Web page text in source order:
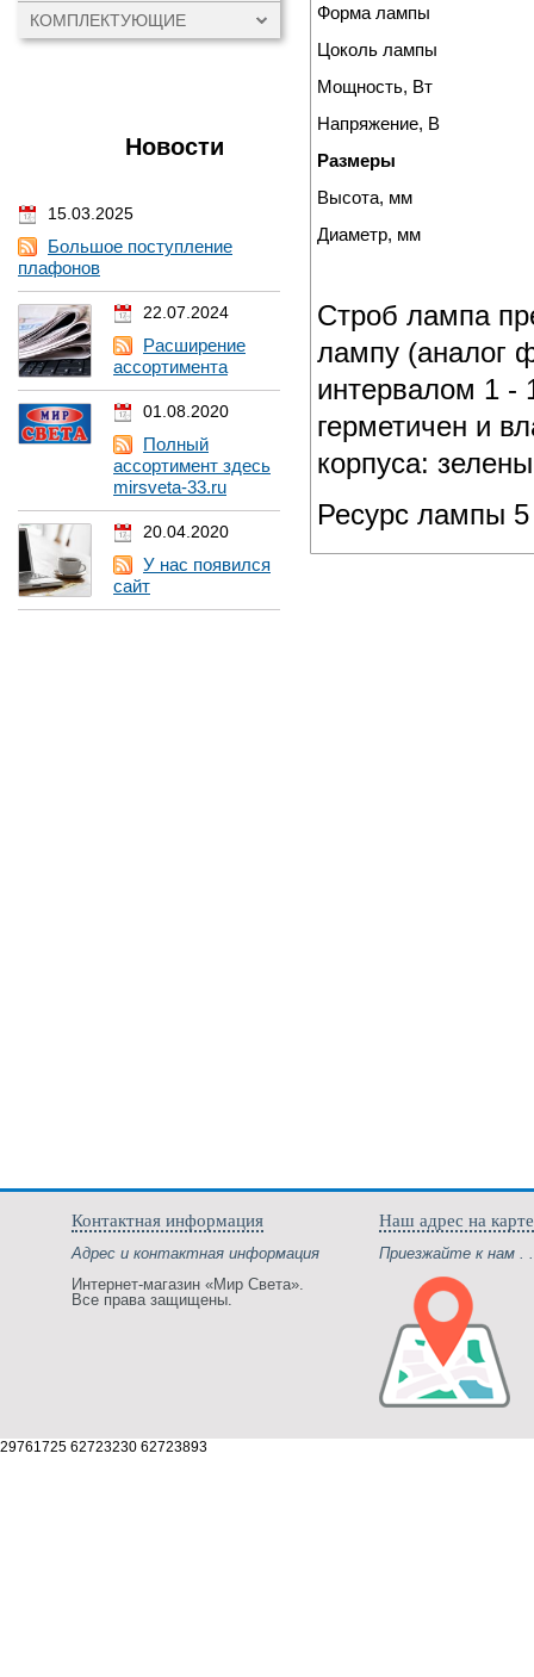
КОМПЛЕКТУЮЩИЕ
Новости
15.03.2025
Большое поступление
плафонов
22.07.2024
Расширение
ассортимента
01.08.2020
Полный
ассортимент здесь
mirsveta-33.ru
20.04.2020
У нас появился
сайт
Форма лампы
Цоколь лампы
Мощность, Вт
Напряжение, В
Размеры
Высота, мм
Диаметр, мм
Строб лампа
лампу (аналог
интервалом 1 -
герметичен и
корпуса:
Ресурс лампы
Контактная информация
Адрес и контактная информация
Интернет-магазин «Мир Света».
Все права защищены.
Наш адрес на карте
Приезжайте к нам .
29761725 62723230 62723893